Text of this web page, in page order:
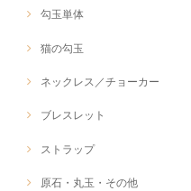
勾玉単体
猫の勾玉
ネックレス／チョーカー
ブレスレット
ストラップ
原石・丸玉・その他